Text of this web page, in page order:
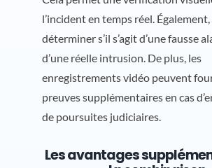
l’incident en temps réel. Également,
déterminer s’il s’agit d’une fausse
d’une réelle intrusion. De plus, les
enregistrements vidéo peuvent
preuves supplémentaires en cas
de poursuites judiciaires.
Les avantages